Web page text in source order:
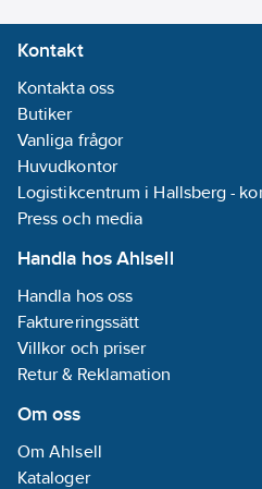
Kontakt
Kontakta oss
Butiker
Vanliga frågor
Huvudkontor
Logistikcentrum i Hallsberg -
Press och media
Handla hos Ahlsell
Handla hos oss
Faktureringssätt
Villkor och priser
Retur & Reklamation
Om oss
Om Ahlsell
Kataloger